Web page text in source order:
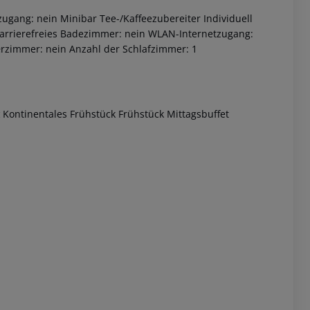
nein Minibar Tee-/Kaffeezubereiter Individuell
Badezimmer: nein WLAN-Internetzugang:
nein Anzahl der Schlafzimmer: 1
Frühstück Frühstück Mittagsbuffet